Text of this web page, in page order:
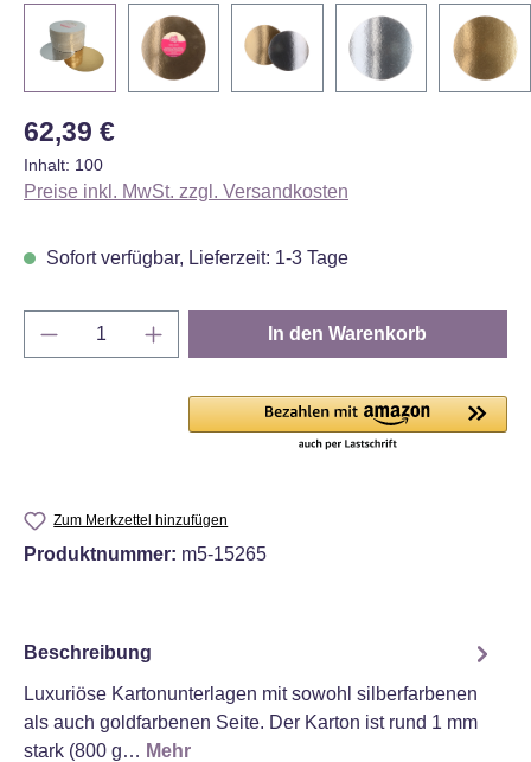
Regulärer Preis:
62,39 €
Inhalt: 100
Preise inkl. MwSt. zzgl. Versandkosten
Sofort verfügbar, Lieferzeit: 1-3 Tage
Produkt Anzahl: Gib den gewünschten
In den Warenkorb
Zum Merkzettel hinzufügen
Produktnummer: m5-15265
Beschreibung
Luxuriöse Kartonunterlagen mit sowohl silberfarbenen
als auch goldfarbenen Seite. Der Karton ist rund 1 mm
stark (800 g… Mehr